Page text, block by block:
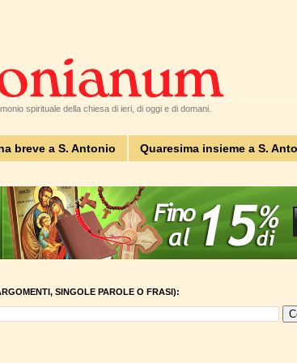
spirituale della chiesa di ieri, di oggi e di domani.
breve a S. Antonio Quaresima insieme a S.
SINGOLE PAROLE O FRASI):